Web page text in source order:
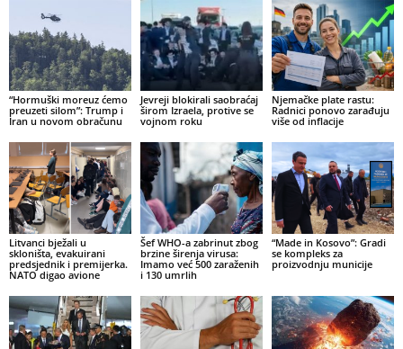
“Hormuški moreuz ćemo
preuzeti silom”: Trump i
Iran u novom obračunu
Jevreji blokirali saobraćaj
širom Izraela, protive se
vojnom roku
Njemačke plate rastu:
Radnici ponovo zarađuju
više od inflacije
Litvanci bježali u
skloništa, evakuirani
predsjednik i premijerka.
NATO digao avione
Šef WHO-a zabrinut zbog
brzine širenja virusa:
Imamo već 500 zaraženih
i 130 umrlih
“Made in Kosovo”: Gradi
se kompleks za
proizvodnju municije